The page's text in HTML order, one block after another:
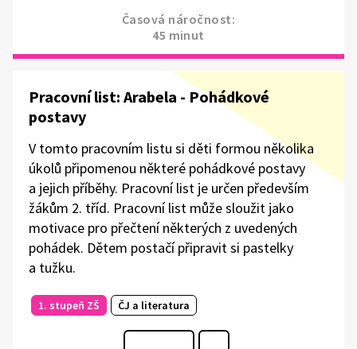
Časová náročnost:
45 minut
Pracovní list: Arabela - Pohádkové
postavy
V tomto pracovním listu si děti formou několika
úkolů připomenou některé pohádkové postavy
a jejich příběhy. Pracovní list je určen především
žákům 2. tříd. Pracovní list může sloužit jako
motivace pro přečtení některých z uvedených
pohádek. Dětem postačí připravit si pastelky
a tužku.
1. stupeň ZŠ ČJ a literatura